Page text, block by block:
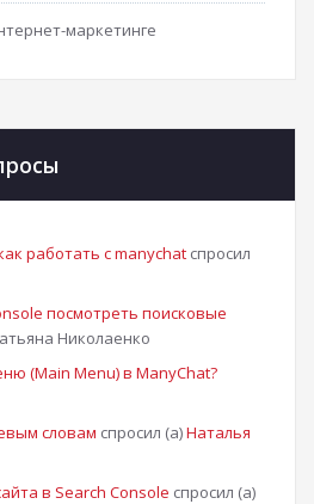
маркетинге
работать с manychat спросил
посмотреть поисковые
Николаенко
(Main Menu) в ManyChat?
словам спросил (а)Наталья
в Search Console спросил (а)